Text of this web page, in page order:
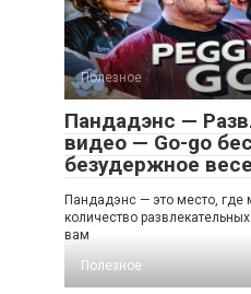
Полезное
Пандадэнс —
видео — Go-go
безудержное
Пандадэнс — это место, где
количество
вам
Полезное